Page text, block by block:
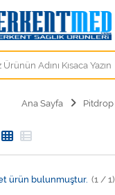
Tüm Kategoriler
Ana Sayfa Pitdrop
ürün bulunmuştur. (1 / 1)